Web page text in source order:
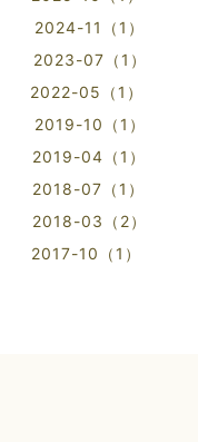
2024-11（1）
2023-07（1）
2022-05（1）
2019-10（1）
2019-04（1）
2018-07（1）
2018-03（2）
2017-10（1）